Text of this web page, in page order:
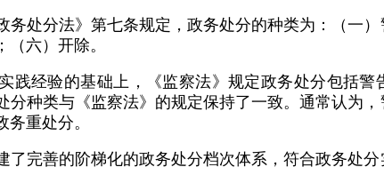
务处分法》第七条规定，政务处分的种类为：（一
六）开除。
践经验的基础上，《监察法》规定政务处分包括
分种类与《监察法》的规定保持了一致。通常认为
重处分。
了完善的阶梯化的政务处分档次体系，符合政务处